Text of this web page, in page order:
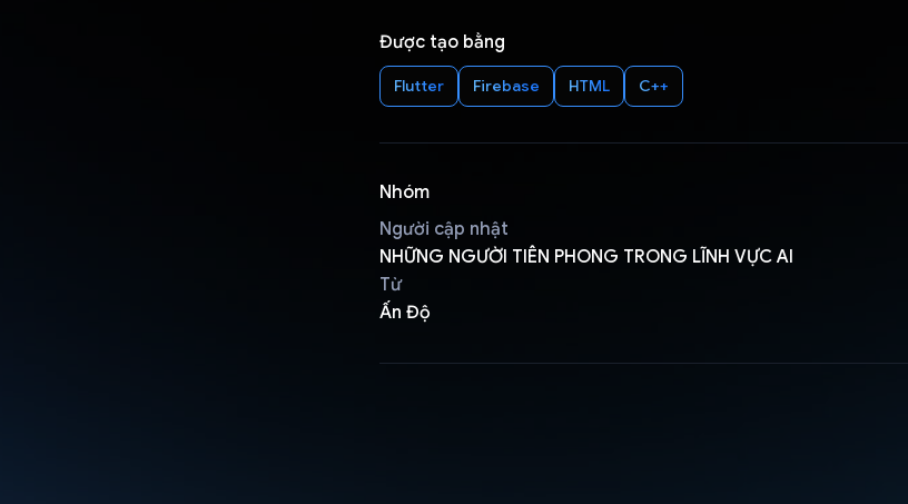
Được tạo bằng
Flutter Firebase HTML C++
Nhóm
Người cập nhật
NHỮNG NGƯỜI TIÊN PHONG TRONG LĨNH VỰC AI
Từ
Ấn Độ